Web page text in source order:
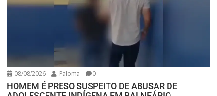
08/08/2026 Paloma 0
HOMEM É PRESO SUSPEITO DE ABUSAR DE